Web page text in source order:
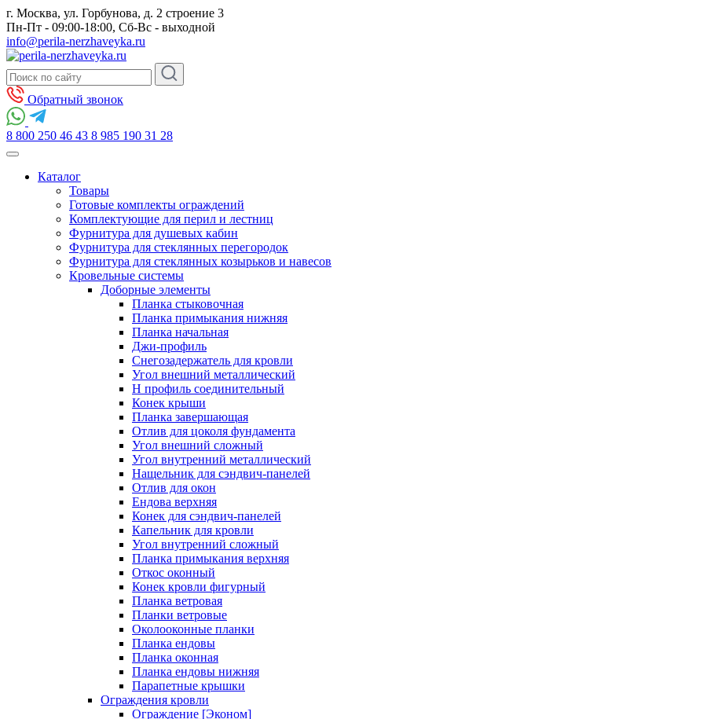
г. Москва, ул. Горбунова, д. 2 строение 3
Пн-Пт - 09:00-18:00, Сб-Вс - выходной
info@perila-nerzhaveyka.ru
Обратный звонок
8 800 250 46 43 8 985 190 31 28
Каталог
Товары
Готовые комплекты ограждений
Комплектующие для перил и лестниц
Фурнитура для душевых кабин
Фурнитура для стеклянных перегородок
Фурнитура для стеклянных козырьков и навесов
Кровельные системы
Доборные элементы
Планка стыковочная
Планка примыкания нижняя
Планка начальная
Джи-профиль
Снегозадержатель для кровли
Угол внешний металлический
Н профиль соединительный
Конек крыши
Планка завершающая
Отлив для цоколя фундамента
Угол внешний сложный
Угол внутренний металлический
Нащельник для сэндвич-панелей
Отлив для окон
Ендова верхняя
Конек для сэндвич-панелей
Капельник для кровли
Угол внутренний сложный
Планка примыкания верхняя
Откос оконный
Конек кровли фигурный
Планка ветровая
Планки ветровые
Околооконные планки
Планка ендовы
Планка оконная
Планка ендовы нижняя
Парапетные крышки
Ограждения кровли
Ограждение [Эконом]